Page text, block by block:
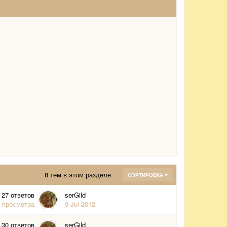
СОРТИРОВКА
8 тем в этом разделе
27 ответов
просмотра
serGild
9 Jul 2012
30 ответов serGild